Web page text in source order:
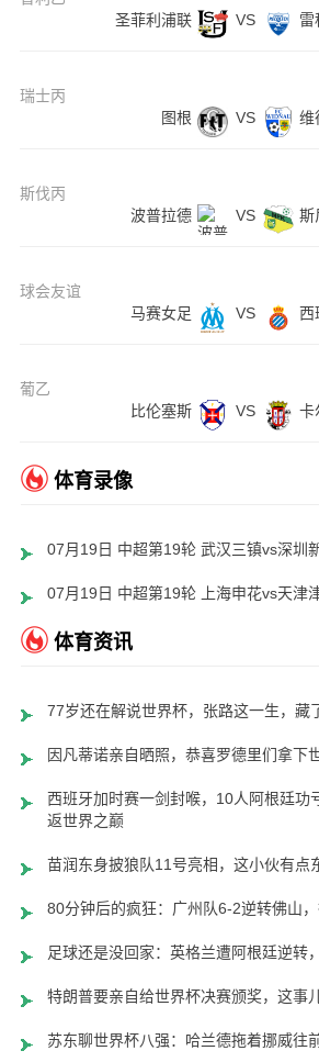
圣菲利浦联
VS 雷
瑞士丙
图根
VS 维
斯伐丙
波普拉德
VS 斯
球会友谊
马赛女足
VS 西
葡乙
比伦塞斯
VS 卡
体育录像
07月19日 中超第19轮 武汉三镇vs深圳
07月19日 中超第19轮 上海申花vs天津
体育资讯
77岁还在解说世界杯，张路这一生，藏
因凡蒂诺亲自晒照，恭喜罗德里们拿下
西班牙加时赛一剑封喉，10人阿根廷
返世界之巅
苗润东身披狼队11号亮相，这小伙有点
80分钟后的疯狂：广州队6-2逆转佛山
足球还是没回家：英格兰遭阿根廷逆转
特朗普要亲自给世界杯决赛颁奖，这事
苏东聊世界杯八强：哈兰德拖着挪威往